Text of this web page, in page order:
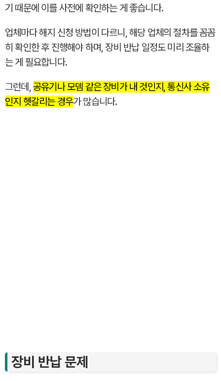
기 때문에 이를 사전에 확인하는 게 좋습니다.
업체마다 해지 신청 방법이 다르니, 해당 업체의 절차를 꼼꼼
히 확인한 후 진행해야 하며, 장비 반납 일정도 미리 조율하
는 게 필요합니다.
그런데, 공유기나 모뎀 같은 장비가 내 것인지, 통신사 소유
인지 헷갈리는 경우가 많습니다.
장비 반납 문제